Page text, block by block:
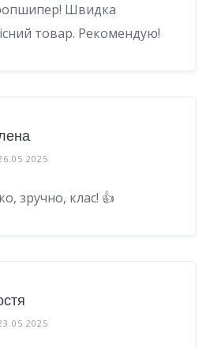
Швидка
товар. Рекомендую!
зручно, клас! 👍